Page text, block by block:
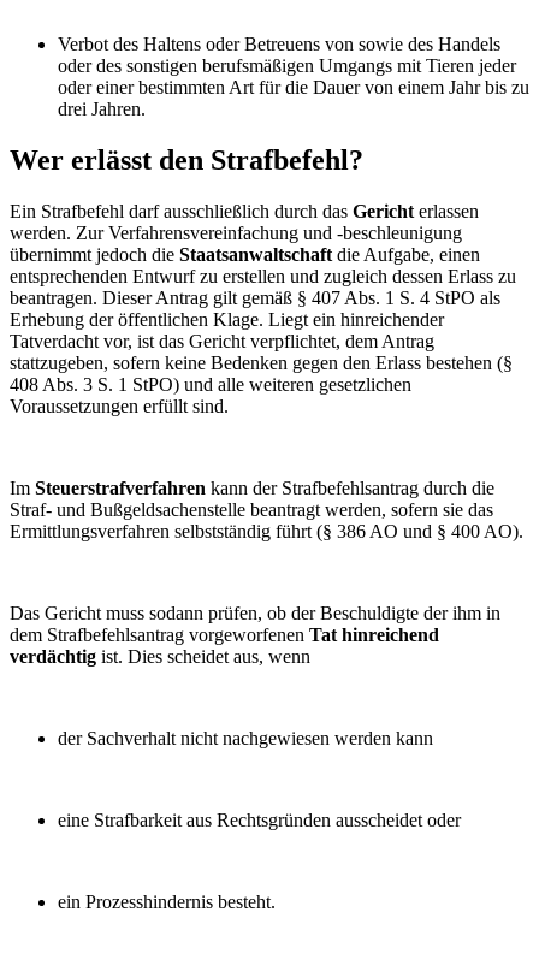
Verbot des Haltens oder Betreuens von sowie des Handels
oder des sonstigen berufsmäßigen Umgangs mit Tieren jeder
oder einer bestimmten Art für die Dauer von einem Jahr bis zu
drei Jahren.
Wer erlässt den Strafbefehl?
Ein Strafbefehl darf ausschließlich durch das Gericht erlassen
werden. Zur Verfahrensvereinfachung und -beschleunigung
übernimmt jedoch die Staatsanwaltschaft die Aufgabe, einen
entsprechenden Entwurf zu erstellen und zugleich dessen Erlass zu
beantragen. Dieser Antrag gilt gemäß § 407 Abs. 1 S. 4 StPO als
Erhebung der öffentlichen Klage. Liegt ein hinreichender
Tatverdacht vor, ist das Gericht verpflichtet, dem Antrag
stattzugeben, sofern keine Bedenken gegen den Erlass bestehen (§
408 Abs. 3 S. 1 StPO) und alle weiteren gesetzlichen
Voraussetzungen erfüllt sind.
Im Steuerstrafverfahren kann der Strafbefehlsantrag durch die
Straf- und Bußgeldsachenstelle beantragt werden, sofern sie das
Ermittlungsverfahren selbstständig führt (§ 386 AO und § 400 AO).
Das Gericht muss sodann prüfen, ob der Beschuldigte der ihm in
dem Strafbefehlsantrag vorgeworfenen Tat hinreichend
verdächtig ist. Dies scheidet aus, wenn
der Sachverhalt nicht nachgewiesen werden kann
eine Strafbarkeit aus Rechtsgründen ausscheidet oder
ein Prozesshindernis besteht.